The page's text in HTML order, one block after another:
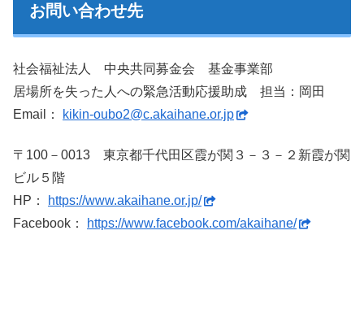
お問い合わせ先
社会福祉法人 中央共同募金会 基金事業部
居場所を失った人への緊急活動応援助成 担当：岡田
Email：
kikin-oubo2@c.akaihane.or.jp
〒100－0013 東京都千代田区霞が関３－３－２新霞が関
ビル５階
HP：
https://www.akaihane.or.jp/
Facebook：
https://www.facebook.com/akaihane/